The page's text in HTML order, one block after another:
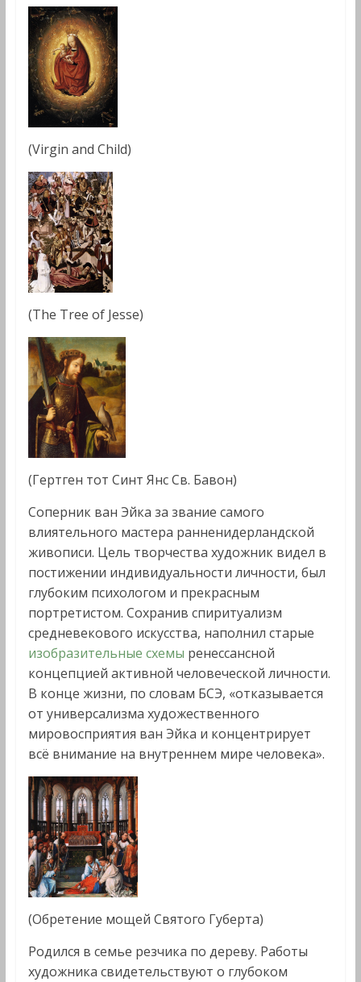
(Virgin and Child)
(The Tree of Jesse)
(Гертген тот Синт Янс Св. Бавон)
Соперник ван Эйка за звание самого
влиятельного мастера ранненидерландской
живописи. Цель творчества художник видел в
постижении индивидуальности личности, был
глубоким психологом и прекрасным
портретистом. Сохранив спиритуализм
средневекового искусства, наполнил старые
изобразительные схемы ренессансной
концепцией активной человеческой личности.
В конце жизни, по словам БСЭ, «отказывается
от универсализма художественного
мировосприятия ван Эйка и концентрирует
всё внимание на внутреннем мире человека».
(Обретение мощей Святого Губерта)
Родился в семье резчика по дереву. Работы
художника свидетельствуют о глубоком